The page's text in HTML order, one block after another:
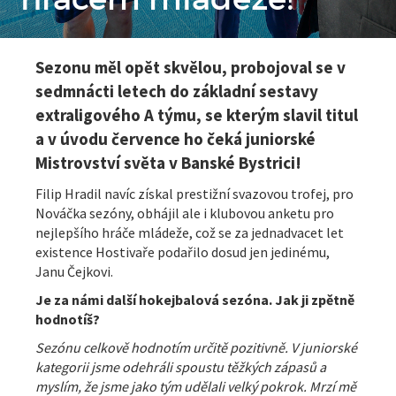
Sezonu měl opět skvělou, probojoval se v
sedmnácti letech do základní sestavy
extraligového A týmu, se kterým slavil titul
a v úvodu července ho čeká juniorské
Mistrovství světa v Banské Bystrici!
Filip Hradil navíc získal prestižní svazovou trofej, pro
Nováčka sezóny, obhájil ale i klubovou anketu pro
nejlepšího hráče mládeže, což se za jednadvacet let
existence Hostivaře podařilo dosud jen jedinému,
Janu Čejkovi.
Je za námi další hokejbalová sezóna. Jak ji zpětně
hodnotíš?
Sezónu celkově hodnotím určitě pozitivně. V juniorské
kategorii jsme odehráli spoustu těžkých zápasů a
myslím, že jsme jako tým udělali velký pokrok. Mrzí mě